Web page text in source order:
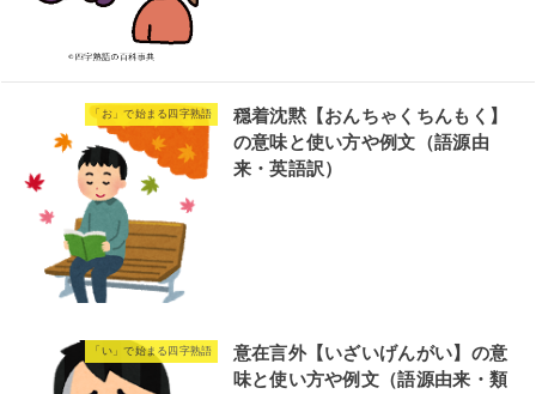
「お」で始まる四字熟語
穏着沈黙【おんちゃくちんもく】
の意味と使い方や例文（語源由
来・英語訳）
「い」で始まる四字熟語
意在言外【いざいげんがい】の意
味と使い方や例文（語源由来・類